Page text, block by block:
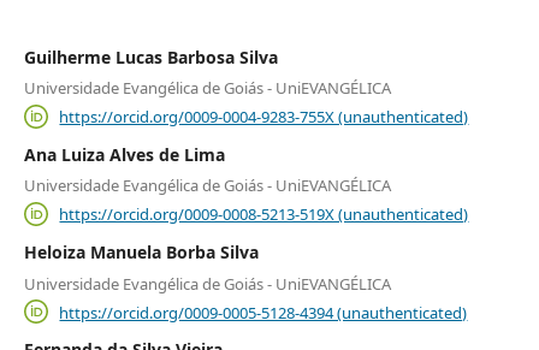
Guilherme Lucas Barbosa Silva
Universidade Evangélica de Goiás - UniEVANGÉLICA
https://orcid.org/0009-0004-9283-755X (unauthenticated)
Ana Luiza Alves de Lima
Universidade Evangélica de Goiás - UniEVANGÉLICA
https://orcid.org/0009-0008-5213-519X (unauthenticated)
Heloiza Manuela Borba Silva
Universidade Evangélica de Goiás - UniEVANGÉLICA
https://orcid.org/0009-0005-5128-4394 (unauthenticated)